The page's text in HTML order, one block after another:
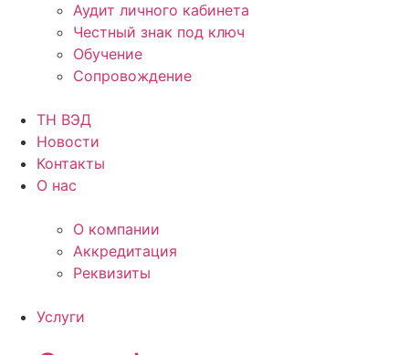
Аудит личного кабинета
Честный знак под ключ
Обучение
Сопровождение
ТН ВЭД
Новости
Контакты
О нас
О компании
Аккредитация
Реквизиты
Услуги